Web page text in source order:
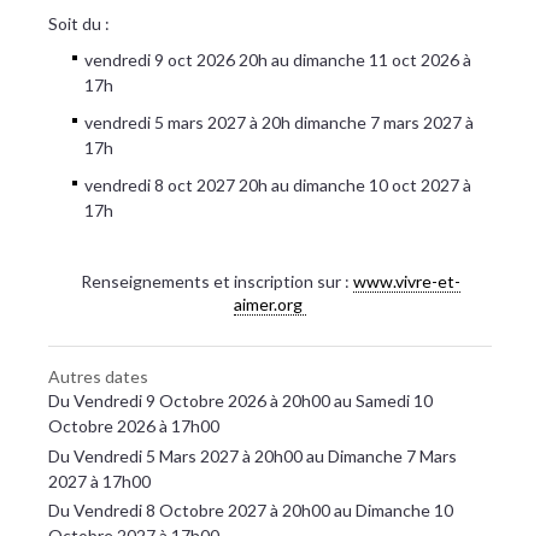
Soit du :
vendredi 9 oct 2026 20h au dimanche 11 oct 2026 à
17h
vendredi 5 mars 2027 à 20h dimanche 7 mars 2027 à
17h
vendredi 8 oct 2027 20h au dimanche 10 oct 2027 à
17h
Renseignements et inscription sur : www.vivre-et-
aimer.org
Autres dates
Du Vendredi 9 Octobre 2026 à 20h00 au Samedi 10
Octobre 2026 à 17h00
Du Vendredi 5 Mars 2027 à 20h00 au Dimanche 7 Mars
2027 à 17h00
Du Vendredi 8 Octobre 2027 à 20h00 au Dimanche 10